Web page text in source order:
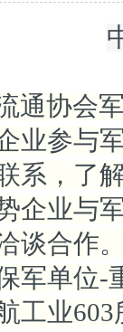
通协会
业参与
系，了
企业与
谈合作
军单位-
工业